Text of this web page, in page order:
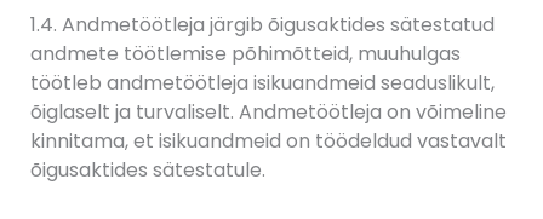
1.4. Andmetöötleja järgib õigusaktides sätestatud
andmete töötlemise põhimõtteid, muuhulgas
töötleb andmetöötleja isikuandmeid seaduslikult,
õiglaselt ja turvaliselt. Andmetöötleja on võimeline
kinnitama, et isikuandmeid on töödeldud vastavalt
õigusaktides sätestatule.